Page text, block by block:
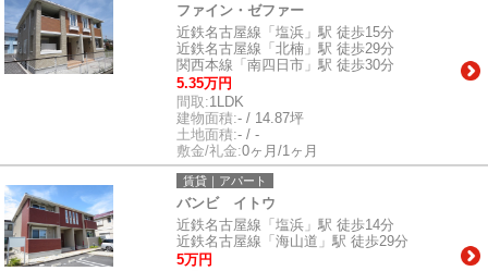
ファイン・ゼファー
近鉄名古屋線「塩浜」駅 徒歩15分
近鉄名古屋線「北楠」駅 徒歩29分
関西本線「南四日市」駅 徒歩30分
5.35万円
間取:1LDK
建物面積:- / 14.87坪
土地面積:- / -
敷金/礼金:0ヶ月/1ヶ月
賃貸｜アパート
バンビ イトウ
近鉄名古屋線「塩浜」駅 徒歩14分
近鉄名古屋線「海山道」駅 徒歩29分
5万円